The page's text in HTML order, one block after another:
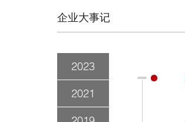
企业大事记
2023
2021